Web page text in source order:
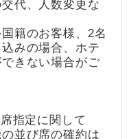
代、人数変更な
籍のお客様、2名
みの場合、ホテ
きない場合がご
指定に関して
並び席の確約は